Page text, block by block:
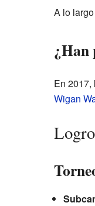
A lo
¿Han
En
Wigan